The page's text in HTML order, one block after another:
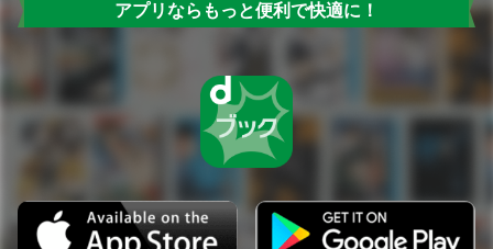
アプリならもっと便利で快適に！